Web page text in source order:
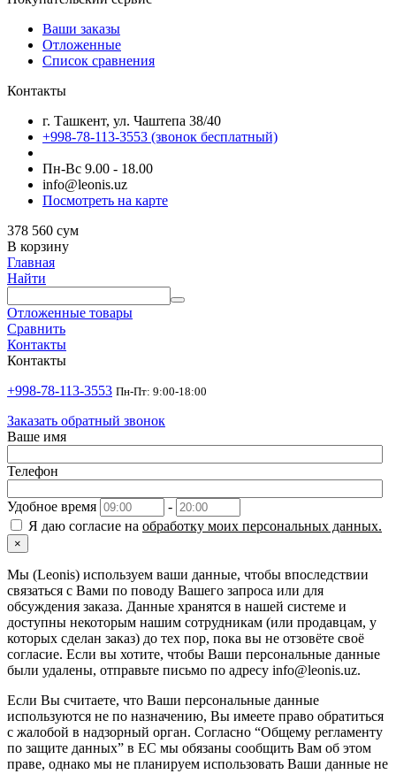
Ваши заказы
Отложенные
Список сравнения
Контакты
г. Ташкент, ул. Чаштепа 38/40
+998-78-113-3553 (звонок бесплатный)
Пн-Вс 9.00 - 18.00
info@leonis.uz
Посмотреть на карте
378 560 сум
В корзину
Главная
Найти
Отложенные товары
Сравнить
Контакты
Контакты
+998-78-113-3553 Пн-Пт: 9:00-18:00
Заказать обратный звонок
Ваше имя
Телефон
Удобное время
-
Я даю согласие на обработку моих персональных данных.
×
Мы (Leonis) используем ваши данные, чтобы впоследствии
связаться с Вами по поводу Вашего запроса или для
обсуждения заказа. Данные хранятся в нашей системе и
доступны некоторым нашим сотрудникам (или продавцам, у
которых сделан заказ) до тех пор, пока вы не отзовёте своё
согласие. Если вы хотите, чтобы Ваши персональные данные
были удалены, отправьте письмо по адресу info@leonis.uz.
Если Вы считаете, что Ваши персональные данные
используются не по назначению, Вы имеете право обратиться
с жалобой в надзорный орган. Согласно “Общему регламенту
по защите данных” в ЕС мы обязаны сообщить Вам об этом
праве, однако мы не планируем использовать Ваши данные не